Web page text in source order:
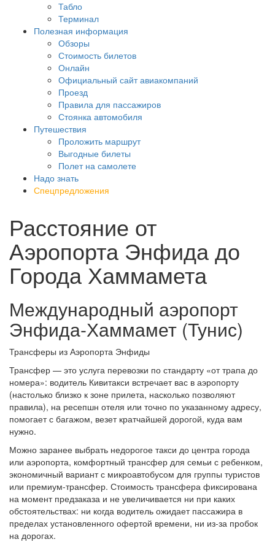
Табло
Терминал
Полезная информация
Обзоры
Стоимость билетов
Онлайн
Официальный сайт авиакомпаний
Проезд
Правила для пассажиров
Стоянка автомобиля
Путешествия
Проложить маршрут
Выгодные билеты
Полет на самолете
Надо знать
Спецпредложения
Расстояние от
Аэропорта Энфида до
Города Хаммамета
Международный аэропорт
Энфида-Хаммамет (Тунис)
Трансферы из Аэропорта Энфиды
Трансфер — это услуга перевозки по стандарту «от трапа до
номера»: водитель Кивитакси встречает вас в аэропорту
(настолько близко к зоне прилета, насколько позволяют
правила), на ресепшн отеля или точно по указанному адресу,
помогает с багажом, везет кратчайшей дорогой, куда вам
нужно.
Можно заранее выбрать недорогое такси до центра города
или аэропорта, комфортный трансфер для семьи с ребенком,
экономичный вариант с микроавтобусом для группы туристов
или премиум-трансфер. Стоимость трансфера фиксирована
на момент предзаказа и не увеличивается ни при каких
обстоятельствах: ни когда водитель ожидает пассажира в
пределах установленного офертой времени, ни из-за пробок
на дорогах.